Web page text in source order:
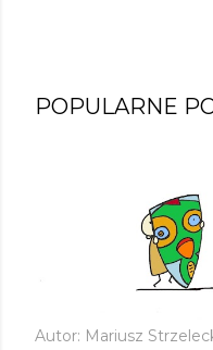
POPULARNE
Autor: Mariusz